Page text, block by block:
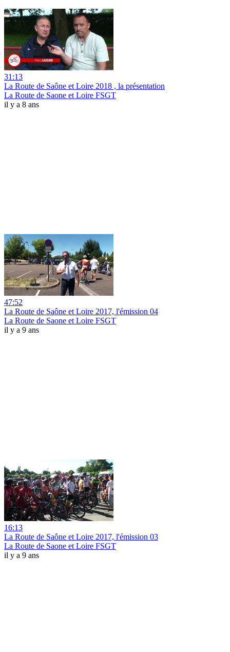
31:13
La Route de Saône et Loire 2018 , la présentation
La Route de Saone et Loire FSGT
il y a 8 ans
47:52
La Route de Saône et Loire 2017, l'émission 04
La Route de Saone et Loire FSGT
il y a 9 ans
16:13
La Route de Saône et Loire 2017, l'émission 03
La Route de Saone et Loire FSGT
il y a 9 ans